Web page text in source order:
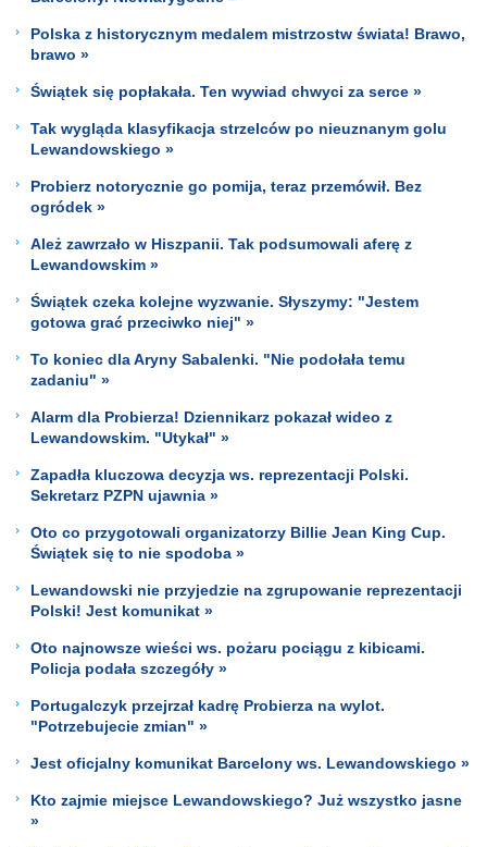
Polska z historycznym medalem mistrzostw świata! Brawo,
brawo »
Świątek się popłakała. Ten wywiad chwyci za serce »
Tak wygląda klasyfikacja strzelców po nieuznanym golu
Lewandowskiego »
Probierz notorycznie go pomija, teraz przemówił. Bez
ogródek »
Ależ zawrzało w Hiszpanii. Tak podsumowali aferę z
Lewandowskim »
Świątek czeka kolejne wyzwanie. Słyszymy: "Jestem
gotowa grać przeciwko niej" »
To koniec dla Aryny Sabalenki. "Nie podołała temu
zadaniu" »
Alarm dla Probierza! Dziennikarz pokazał wideo z
Lewandowskim. "Utykał" »
Zapadła kluczowa decyzja ws. reprezentacji Polski.
Sekretarz PZPN ujawnia »
Oto co przygotowali organizatorzy Billie Jean King Cup.
Świątek się to nie spodoba »
Lewandowski nie przyjedzie na zgrupowanie reprezentacji
Polski! Jest komunikat »
Oto najnowsze wieści ws. pożaru pociągu z kibicami.
Policja podała szczegóły »
Portugalczyk przejrzał kadrę Probierza na wylot.
"Potrzebujecie zmian" »
Jest oficjalny komunikat Barcelony ws. Lewandowskiego »
Kto zajmie miejsce Lewandowskiego? Już wszystko jasne
»